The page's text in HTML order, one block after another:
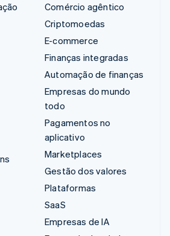
Comércio agêntico
Criptomoedas
E-commerce
Finanças integradas
Automação de finanças
Empresas do mundo
todo
Pagamentos no
aplicativo
Marketplaces
Gestão dos valores
Plataformas
SaaS
Empresas de IA